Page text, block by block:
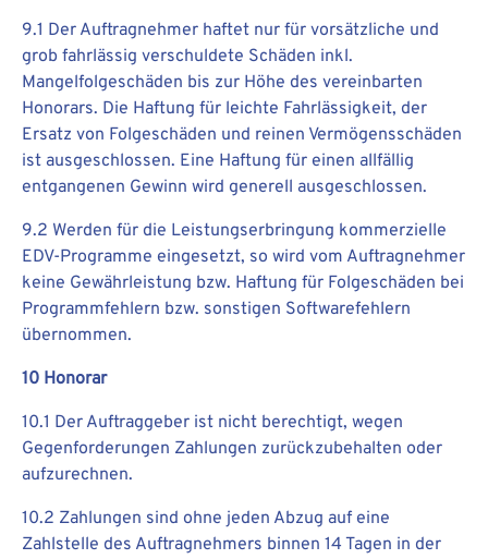
9.1 Der Auftragnehmer haftet nur für vorsätzliche und
grob fahrlässig verschuldete Schäden inkl.
Mangelfolgeschäden bis zur Höhe des vereinbarten
Honorars. Die Haftung für leichte Fahrlässigkeit, der
Ersatz von Folgeschäden und reinen Vermögensschäden
ist ausgeschlossen. Eine Haftung für einen allfällig
entgangenen Gewinn wird generell ausgeschlossen.
9.2 Werden für die Leistungserbringung kommerzielle
EDV-Programme eingesetzt, so wird vom Auftragnehmer
keine Gewährleistung bzw. Haftung für Folgeschäden bei
Programmfehlern bzw. sonstigen Softwarefehlern
übernommen.
10 Honorar
10.1 Der Auftraggeber ist nicht berechtigt, wegen
Gegenforderungen Zahlungen zurückzubehalten oder
aufzurechnen.
10.2 Zahlungen sind ohne jeden Abzug auf eine
Zahlstelle des Auftragnehmers binnen 14 Tagen in der